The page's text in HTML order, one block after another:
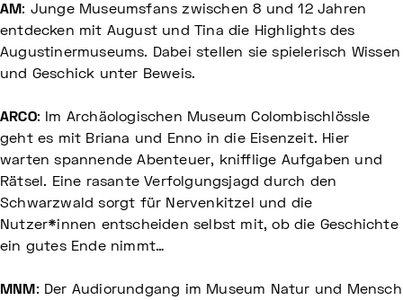
AM : Junge Museumsfans zwischen 8 und 12 Jahren
entdecken mit August und Tina die Highlights des
Augustinermuseums. Dabei stellen sie spielerisch Wissen
und Geschick unter Beweis.
ARCO: Im Archäologischen Museum Colombischlössle
geht es mit Briana und Enno in die Eisenzeit. Hier
warten spannende Abenteuer, knifflige Aufgaben und
Rätsel. Eine rasante Verfolgungsjagd durch den
Schwarzwald sorgt für Nervenkitzel und die
Nutzer*innen entscheiden selbst mit, ob die Geschichte
ein gutes Ende nimmt…
MNM : Der Audiorundgang im Museum Natur und Mensch